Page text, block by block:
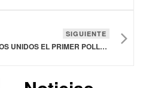
SIGUIENTE
BARVECUE LANZA EN ESTADOS UNIDOS EL PRIMER POLLO ASADO SAZONADO A BASE DE PLANTAS